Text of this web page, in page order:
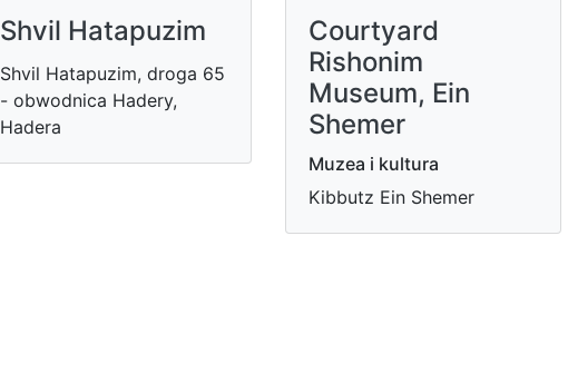
Shvil Hatapuzim
Shvil Hatapuzim, droga 65
- obwodnica Hadery,
Hadera
Courtyard
Rishonim
Museum, Ein
Shemer
Muzea i kultura
Kibbutz Ein Shemer